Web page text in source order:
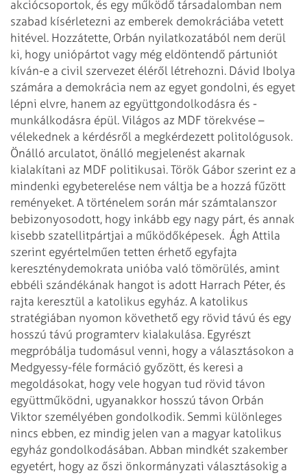
akciócsoportok, és egy működő társadalomban nem
szabad kísérletezni az emberek demokráciába vetett
hitével. Hozzátette, Orbán nyilatkozatából nem derül
ki, hogy uniópártot vagy még eldöntendő pártuniót
kíván-e a civil szervezet éléről létrehozni. Dávid Ibolya
számára a demokrácia nem az egyet gondolni, és egyet
lépni elvre, hanem az együttgondolkodásra és -
munkálkodásra épül. Világos az MDF törekvése –
vélekednek a kérdésről a megkérdezett politológusok.
Önálló arculatot, önálló megjelenést akarnak
kialakítani az MDF politikusai. Török Gábor szerint ez a
mindenki egybeterelése nem váltja be a hozzá fűzött
reményeket. A történelem során már számtalanszor
bebizonyosodott, hogy inkább egy nagy párt, és annak
kisebb szatellitpártjai a működőképesek. Ágh Attila
szerint egyértelműen tetten érhető egyfajta
kereszténydemokrata unióba való tömörülés, amint
ebbéli szándékának hangot is adott Harrach Péter, és
rajta keresztül a katolikus egyház. A katolikus
stratégiában nyomon követhető egy rövid távú és egy
hosszú távú programterv kialakulása. Egyrészt
megpróbálja tudomásul venni, hogy a választásokon a
Medgyessy-féle formáció győzött, és keresi a
megoldásokat, hogy vele hogyan tud rövid távon
együttműködni, ugyanakkor hosszú távon Orbán
Viktor személyében gondolkodik. Semmi különleges
nincs ebben, ez mindig jelen van a magyar katolikus
egyház gondolkodásában. Abban mindkét szakember
egyetért, hogy az őszi önkormányzati választásokig a